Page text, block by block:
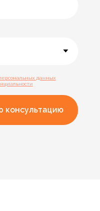
данных
консультацию